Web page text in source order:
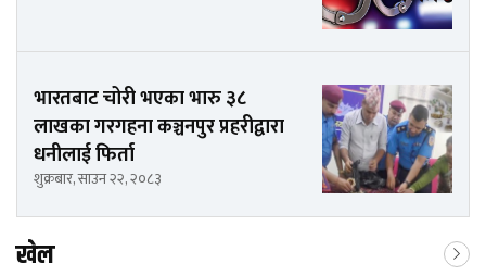
भारतबाट चोरी भएका भारु ३८
लाखका गरगहना कञ्चनपुर प्रहरीद्वारा
धनीलाई फिर्ता
शुक्रबार, साउन २२, २०८३
खेल